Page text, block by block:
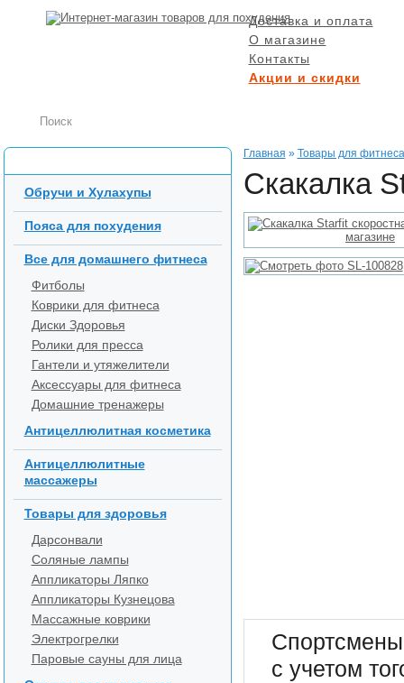
Доставка и оплата
О магазине
Контакты
Акции и скидки
Главная » Товары для фитнеса
Скакалка
Спортсмены
с учетом
Обручи и Хулахупы
Пояса для похудения
Все для домашнего фитнеса
Фитболы
Коврики для фитнеса
Диски Здоровья
Ролики для пресса
Гантели и утяжелители
Аксессуары для фитнеса
Домашние тренажеры
Антицеллюлитная косметика
Антицеллюлитные
массажеры
Товары для здоровья
Дарсонвали
Соляные лампы
Аппликаторы Ляпко
Аппликаторы Кузнецова
Массажные коврики
Электрогрелки
Паровые сауны для лица